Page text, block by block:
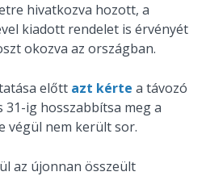
hivatkozva hozott, a
kiadott rendelet is érvényét
okozva az országban.
előtt azt kérte a távozó
ig hosszabbítsa meg a
végül nem került sor.
az újonnan összeült